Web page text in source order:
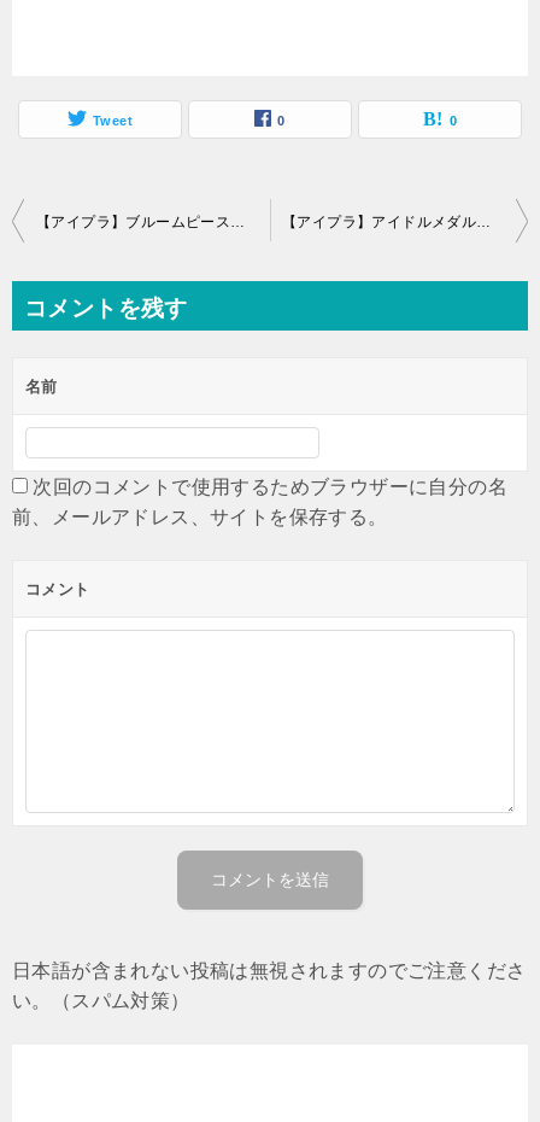
Tweet 0 0
投
稿
ビ
ゲ
シ
ョ
ン
コメントを残す
名前
次回のコメントで使用するためブラウザーに自分の名
前、メールアドレス、サイトを保存する。
コメント
日本語が含まれない投稿は無視されますのでご注意くださ
い。（スパム対策）